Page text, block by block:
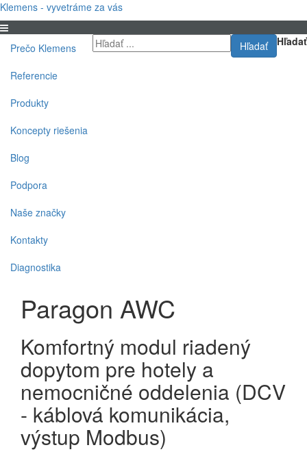
Klemens - vyvetráme za vás
Hľadať
Hľadať
Prečo Klemens
Referencie
Produkty
Koncepty riešenia
Blog
Podpora
Naše značky
Kontakty
Diagnostika
Paragon AWC
Komfortný modul riadený
dopytom pre hotely a
nemocničné oddelenia (DCV
- káblová komunikácia,
výstup Modbus)